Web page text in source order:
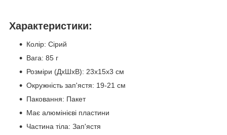
Характеристики:
Колір: Сірий
Вага: 85 г
Розміри (ДхШхВ): 23х15х3 см
Окружність зап'ястя: 19-21 см
Паковання: Пакет
Має алюмінієві пластини
Частина тіла: Зап'ястя